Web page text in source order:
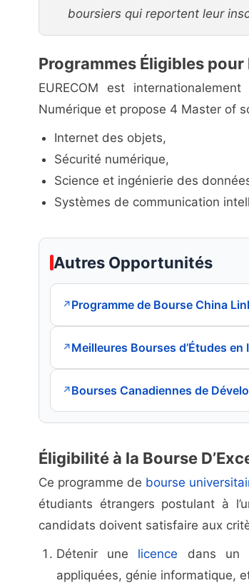
boursiers qui reportent leur
Programmes Éligibles pour
EURECOM est
Numérique et propose 4 Master of
Internet des objets,
Sécurité numérique,
Science et ingénierie des
Systèmes de communication
Autres Opportunités
↗Programme de Bourse China
↗Meilleures Bourses d’Études
↗Bourses Canadiennes de
Éligibilité à la Bourse
Ce programme de bourse
étudiants étrangers postulant à
candidats doivent satisfaire aux
Détenir une licence dans un
appliquées, génie informatique,